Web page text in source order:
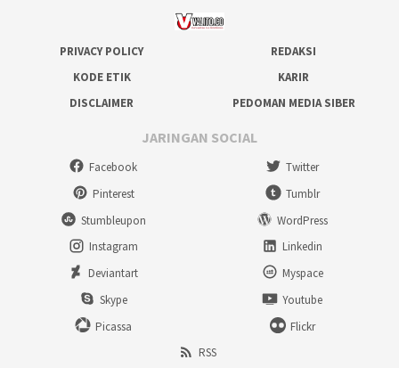
PRIVACY POLICY
REDAKSI
KODE ETIK
KARIR
DISCLAIMER
PEDOMAN MEDIA SIBER
JARINGAN SOCIAL
Facebook
Twitter
Pinterest
Tumblr
Stumbleupon
WordPress
Instagram
Linkedin
Deviantart
Myspace
Skype
Youtube
Picassa
Flickr
RSS